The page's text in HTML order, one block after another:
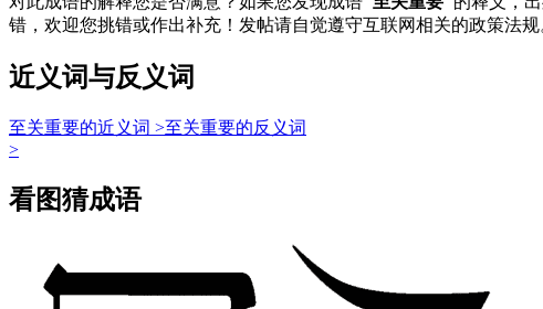
错，欢迎您挑错或作出补充！发帖请自觉遵守互联网相关的政策法规
近义词与反义词
至关重要的近义词 >至关重要的反义词
>
看图猜成语